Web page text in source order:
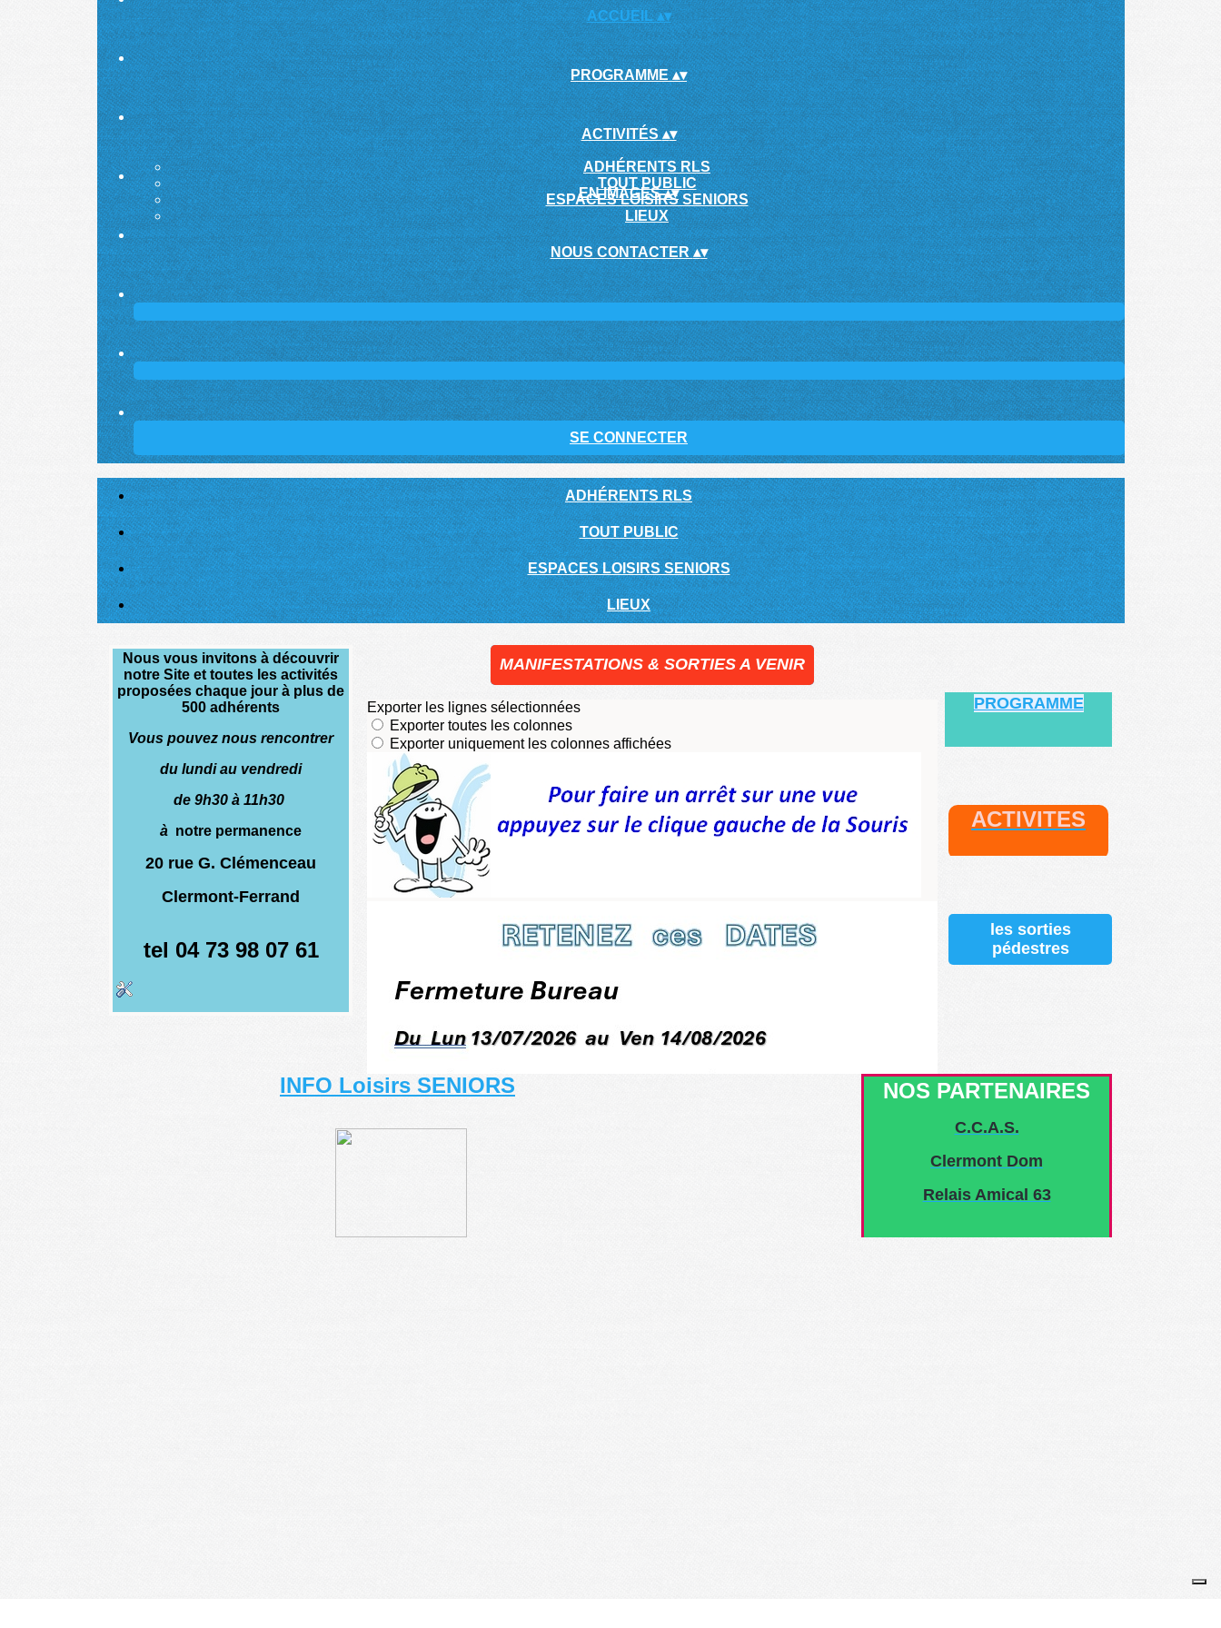
ACCUEIL▴▾
PROGRAMME▴▾
ACTIVITÉS▴▾
ADHÉRENTS RLS
TOUT PUBLIC
ESPACES LOISIRS SENIORS
LIEUX
EN IMAGES▴▾
NOUS CONTACTER▴▾
SE CONNECTER
ADHÉRENTS RLS
TOUT PUBLIC
ESPACES LOISIRS SENIORS
LIEUX
Nous vous invitons à découvrir
notre Site et toutes les activités
proposées chaque jour à plus de
500 adhérents
Vous pouvez nous rencontrer
du lundi au vendredi
de 9h30 à 11h30
à notre permanence
20 rue G. Clémenceau
Clermont-Ferrand
tel 04 73 98 07 61
MANIFESTATIONS & SORTIES A VENIR
PROGRAMME
ACTIVITES
les sorties
pédestres
INFO Loisirs SENIORS NOS PARTENAIRES
C.C.A.S.
Clermont Dom
Relais Amical 63